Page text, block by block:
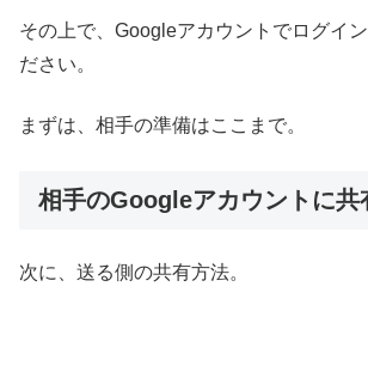
その上で、Googleアカウントでログイ
ださい。
まずは、相手の準備はここまで。
相手のGoogleアカウントに共
次に、送る側の共有方法。